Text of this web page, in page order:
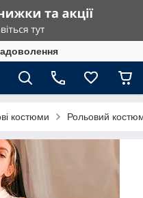
костюми Рольовий